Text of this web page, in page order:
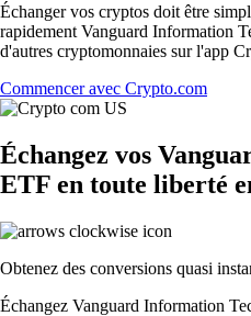
Échanger vos cryptos doit être
rapidement Vanguard Information
d'autres cryptomonnaies sur l'app
Commencer avec Crypto.com
Échangez vos
ETF en toute liberté
Obtenez des conversions quasi
Échangez Vanguard Information